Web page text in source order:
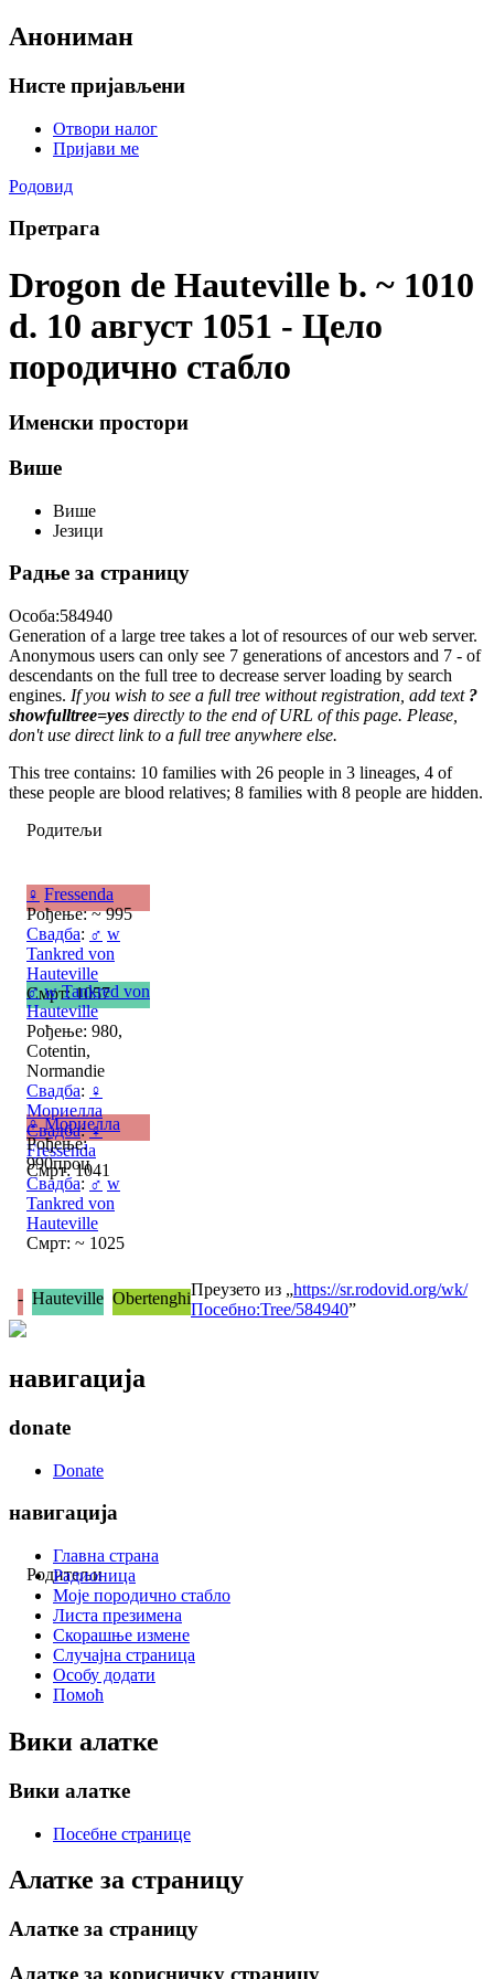
Анониман
Нисте пријављени
Отвори налог
Пријави ме
Родовид
Претрага
Drogon de Hauteville b. ~ 1010
d. 10 август 1051 - Цело
породично стабло
Именски простори
Више
Више
Језици
Радње за страницу
Особа:584940
Generation of a large tree takes a lot of resources of our web server.
Anonymous users can only see 7 generations of ancestors and 7 - of
descendants on the full tree to decrease server loading by search
engines. If you wish to see a full tree without registration, add text ?
showfulltree=yes directly to the end of URL of this page. Please,
don't use direct link to a full tree anywhere else.
This tree contains: 10 families with 26 people in 3 lineages, 4 of
these people are blood relatives; 8 families with 8 people are hidden.
Родитељи
♀ Fressenda
Рођење: ~ 995
Свадба: ♂ w
Tankred von
Hauteville
Смрт: 1057
♂ w Tankred von
Hauteville
Рођење: 980,
Cotentin,
Normandie
Свадба: ♀
Мориелла
Свадба:♀
Fressenda
Смрт: 1041
♀ Мориелла
Рођење:
990проц
Свадба: ♂ w
Tankred von
Hauteville
Смрт: ~ 1025
Родитељи
- Hauteville ObertenghiПреузето из „https://sr.rodovid.org/wk/
Посебно:Tree/584940”
навигација
donate
Donate
навигација
Главна страна
Радионица
Моје породично стабло
Листа презимена
Скорашње измене
Случајна страница
Особу додати
Помоћ
Вики алатке
Вики алатке
Посебне странице
Алатке за страницу
Алатке за страницу
Алатке за корисничку страницу